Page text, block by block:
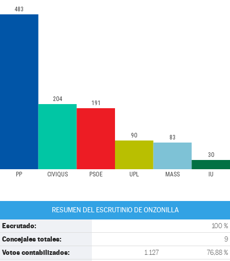
PP CIVIQUS PSOE UPL MASS IU
483
204
191
90 83
30
RESUMEN DEL ESCRUTINIO DE ONZONILLA
Escrutado: 100 %
Concejales totales: 9
Votos contabilizados: 1.127 76,88 %